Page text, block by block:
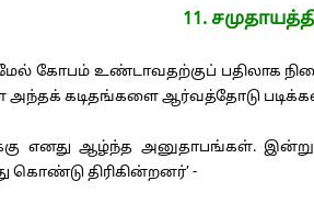
11.
கோபம் உண்டாவதற்குப் பதிலாக
கடிதங்களை ஆர்வத்தோடு
எனது ஆழ்ந்த அனுதாபங்கள்.
கொண்டு திரிகின்றனர்’ -